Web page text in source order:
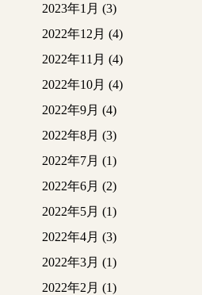
2023年1月 (3)
2022年12月 (4)
2022年11月 (4)
2022年10月 (4)
2022年9月 (4)
2022年8月 (3)
2022年7月 (1)
2022年6月 (2)
2022年5月 (1)
2022年4月 (3)
2022年3月 (1)
2022年2月 (1)